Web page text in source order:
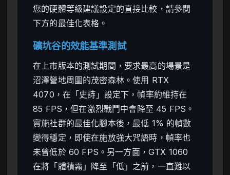
您的硬體等級建議設定的直接比較，請參閱
下方的最佳化表格。
礦坑谷的效能基準測試
在上市版本的測試期間，要求最高的場景是
沼澤營地周圍的茂密森林。使用 RTX
4070，在「史詩」設定下，幀率約維持在
85 FPS，但在激烈戰鬥中會降至 45 FPS。
實施社群的最佳化腳本後，最低 1% 的幀數
變得穩定，即使在施放強大咒語時，幀率也
未曾低於 60 FPS。另一方面，GTX 1060
在將「體積霧」降至「低」之前，一直難以